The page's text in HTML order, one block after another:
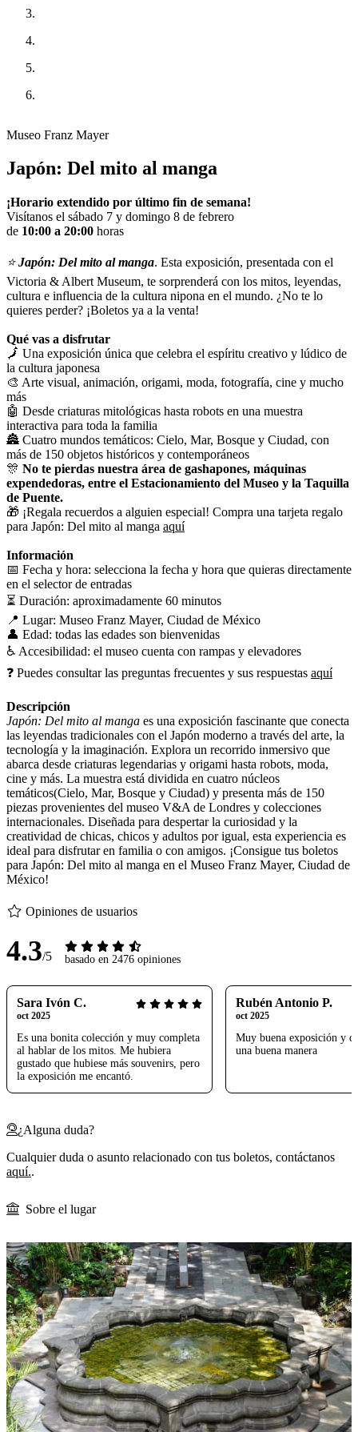
Museo Franz Mayer
Japón: Del mito al manga
¡Horario extendido por último fin de semana!
Visítanos el sábado 7 y domingo 8 de febrero
de 10:00 a 20:00 horas
⭐Japón: Del mito al manga. Esta exposición, presentada con el
Victoria & Albert Museum, te sorprenderá con los mitos, leyendas,
cultura e influencia de la cultura nipona en el mundo. ¿No te lo
quieres perder? ¡Boletos ya a la venta!
Qué vas a disfrutar
🗾 Una exposición única que celebra el espíritu creativo y lúdico de
la cultura japonesa
🎨 Arte visual, animación, origami, moda, fotografía, cine y mucho
más
🤖 Desde criaturas mitológicas hasta robots en una muestra
interactiva para toda la familia
🏯 Cuatro mundos temáticos: Cielo, Mar, Bosque y Ciudad, con
más de 150 objetos históricos y contemporáneos
🎊 No te pierdas nuestra área de gashapones, máquinas
expendedoras, entre el Estacionamiento del Museo y la Taquilla
de Puente.
🎁 ¡Regala recuerdos a alguien especial! Compra una tarjeta regalo
para Japón: Del mito al manga aquí
Información
📅 Fecha y hora: selecciona la fecha y hora que quieras directamente
en el selector de entradas
⏳ Duración: aproximadamente 60 minutos
📍 Lugar: Museo Franz Mayer, Ciudad de México
👤 Edad: todas las edades son bienvenidas
♿ Accesibilidad: el museo cuenta con rampas y elevadores
❓ Puedes consultar las preguntas frecuentes y sus respuestas aquí
Descripción
Japón: Del mito al manga es una exposición fascinante que conecta
las leyendas tradicionales con el Japón moderno a través del arte, la
tecnología y la imaginación. Explora un recorrido inmersivo que
abarca desde criaturas legendarias y origami hasta robots, moda,
cine y más. La muestra está dividida en cuatro núcleos
temáticos(Cielo, Mar, Bosque y Ciudad) y presenta más de 150
piezas provenientes del museo V&A de Londres y colecciones
internacionales. Diseñada para despertar la curiosidad y la
creatividad de chicas, chicos y adultos por igual, esta experiencia es
ideal para disfrutar en familia o con amigos. ¡Consigue tus boletos
para Japón: Del mito al manga en el Museo Franz Mayer, Ciudad de
México!
Opiniones de usuarios
4.3/5 basado en 2476 opiniones
Sara Ivón C.
oct 2025
Es una bonita colección y muy completa
al hablar de los mitos. Me hubiera
gustado que hubiese más souvenirs, pero
la exposición me encantó.
Rubén Antonio P.
oct 2025
Muy buena exposición y
una buena manera
¿Alguna duda?
Cualquier duda o asunto relacionado con tus boletos, contáctanos
aquí..
Sobre el lugar